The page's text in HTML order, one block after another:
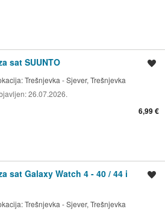
sat SUUNTO
Trešnjevka - Sjever, Trešnjevka
26.07.2026.
6,99 €
sat Galaxy Watch 4 - 40 / 44 i
Trešnjevka - Sjever, Trešnjevka